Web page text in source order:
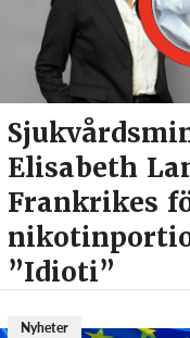
Elisabeth
Frankrikes
”Idioti”
Nyheter